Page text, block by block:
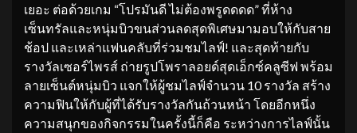
เยอะ ต่อด้วยเกม “โปรมันดี ไม่ต้องพรูดดดด” ที่ห้าง
เซ็นทรัลและหนุ่มบิวขนส่วนลดสุดพิเศษมามอบให้กับสาย
ช้อป และเหล่าแฟนคลับที่ร่วมชมไลฟ์! และสุดท้ายกับ
รางวัลเซอร์ไพรส์ ถ่ายรูปโพราลอยด์สุดเอ็กซ์คลูซีฟ พร้อม
ลายเซ็นต์หนุ่มบิว แจกให้ผู้ชมไลฟ์จำนวน 10 รางวัล สร้าง
ความฟินให้กับผู้ที่ได้รับรางวัลกันถ้วนหน้า โดยอีกหนึ่ง
ความสนุกของกิจกรรมในครั้งนี้ก็คือ ระหว่างการไลฟ์นั้น